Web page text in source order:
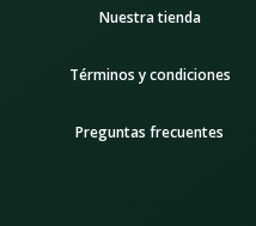
Nuestra tienda
Términos y condiciones
Preguntas frecuentes